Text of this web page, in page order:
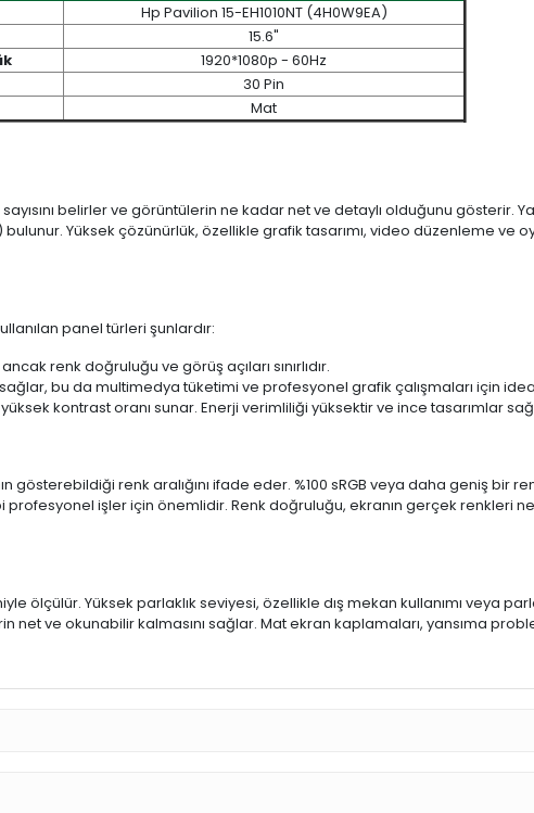
Hp Pavilion 15-EH1010NT (4H0W9EA)
15.6"
1920*1080p - 60Hz
30 Pin
Mat
belirler ve görüntülerin ne kadar net ve detaylı olduğunu gösterir.
bulunur. Yüksek çözünürlük, özellikle grafik tasarımı, video düzenleme ve
panel türleri şunlardır:
renk doğruluğu ve görüş açıları sınırlıdır.
bu da multimedya tüketimi ve profesyonel grafik çalışmaları için
kontrast oranı sunar. Enerji verimliliği yüksektir ve ince tasarımlar
gösterebildiği renk aralığını ifade eder. %100 sRGB veya daha geniş bir
işler için önemlidir. Renk doğruluğu, ekranın gerçek renkleri
ölçülür. Yüksek parlaklık seviyesi, özellikle dış mekan kullanımı veya
net ve okunabilir kalmasını sağlar. Mat ekran kaplamaları, yansıma